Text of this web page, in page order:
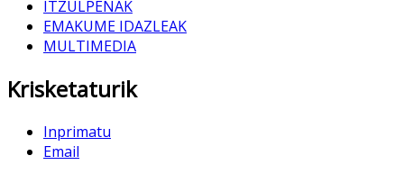
ITZULPENAK
EMAKUME IDAZLEAK
MULTIMEDIA
Krisketaturik
Inprimatu
Email